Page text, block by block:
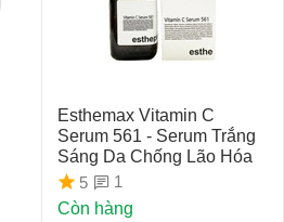
Esthemax Vitamin C
Serum 561 - Serum Trắng
Sáng Da Chống Lão Hóa
5
1
Còn hàng